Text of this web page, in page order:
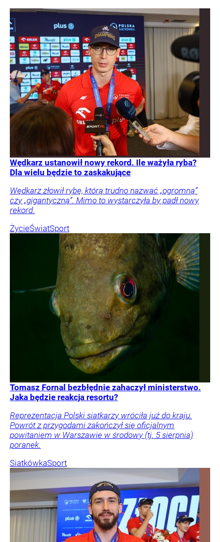
Wędkarz ustanowił nowy rekord. Ile ważyła ryba?
Dla wielu będzie to zaskakujące
Wędkarz złowił rybę, którą trudno nazwać „ogromną”
czy „gigantyczną”. Mimo to wystarczyła by padł nowy
rekord.
ŻycieŚwiatSport
Tomasz Fornal bezbłędnie zahaczył ministerstwo.
Jaka będzie reakcja resortu?
Reprezentacja Polski siatkarzy wróciła już do kraju.
Powrót z przygodami zakończył się oficjalnym
powitaniem w Warszawie w środowy (tj. 5 sierpnia)
poranek.
SiatkówkaSport